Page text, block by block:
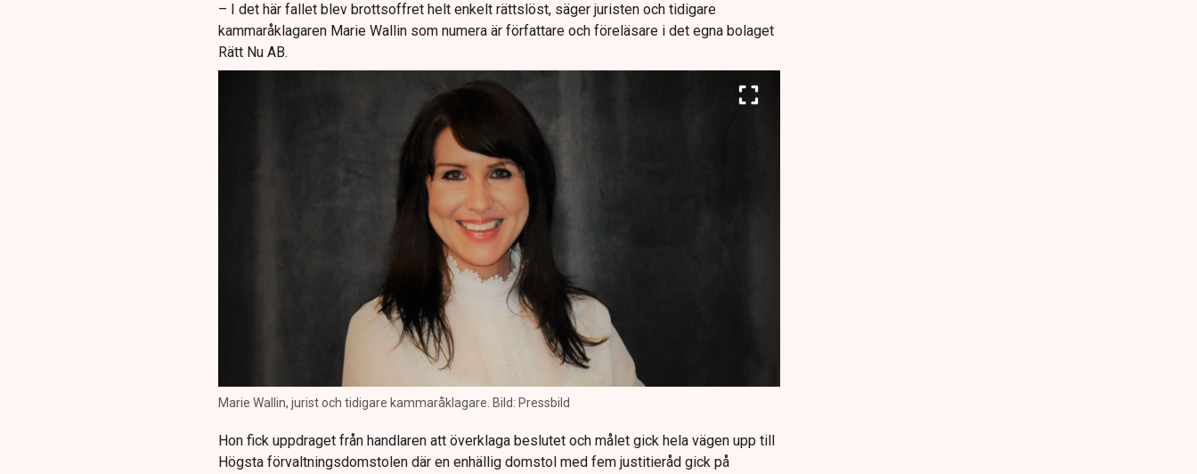
– I det här fallet blev brottsoffret helt enkelt rättslöst, säger juristen och tidigare
kammaråklagaren Marie Wallin som numera är författare och föreläsare i det egna bolaget
Rätt Nu AB.
Marie Wallin, jurist och tidigare kammaråklagare. Bild: Pressbild
Hon fick uppdraget från handlaren att överklaga beslutet och målet gick hela vägen upp till
Högsta förvaltningsdomstolen där en enhällig domstol med fem justitieråd gick på